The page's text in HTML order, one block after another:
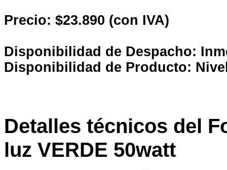
Precio: $23.890 (con IVA)
Disponibilidad de Despacho:
Disponibilidad de Producto:
Detalles técnicos del
luz VERDE 50watt